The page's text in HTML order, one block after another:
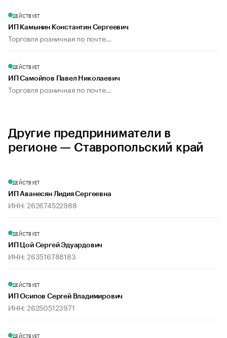
ДЕЙСТВУЕТ
ИП Камынин Константин Сергеевич
Торговля розничная по почте...
ДЕЙСТВУЕТ
ИП Самойлов Павел Николаевич
Торговля розничная по почте...
Другие предприниматели в
регионе — Ставропольский край
ДЕЙСТВУЕТ
ИП Аванесян Лидия Сергеевна
ИНН: 262674522988
ДЕЙСТВУЕТ
ИП Цой Сергей Эдуардович
ИНН: 263516788183
ДЕЙСТВУЕТ
ИП Осипов Сергей Владимирович
ИНН: 262505123971
ДЕЙСТВУЕТ